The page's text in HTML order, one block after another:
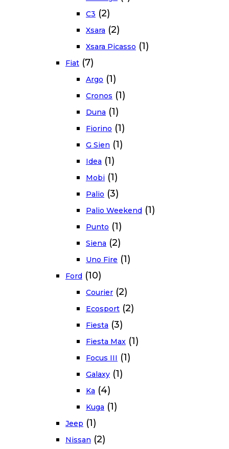
C3 (2)
Xsara (2)
Xsara Picasso (1)
Fiat (7)
Argo (1)
Cronos (1)
Duna (1)
Fiorino (1)
G Sien (1)
Idea (1)
Mobi (1)
Palio (3)
Palio Weekend (1)
Punto (1)
Siena (2)
Uno Fire (1)
Ford (10)
Courier (2)
Ecosport (2)
Fiesta (3)
Fiesta Max (1)
Focus III (1)
Galaxy (1)
Ka (4)
Kuga (1)
Jeep (1)
Nissan (2)